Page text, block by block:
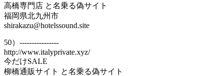
高橋専門店 と名乗る偽サイト
福岡県北九州市
shirakazu@hotelssound.site
50）----------------
http://www.italyprivate.xyz/
今だけSALE
柳橋通販サイト と名乗る偽サイト